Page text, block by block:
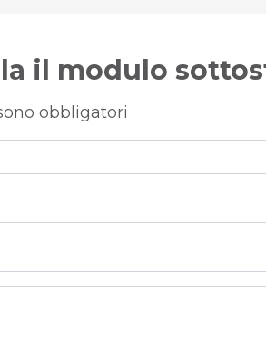
il modulo
obbligatori